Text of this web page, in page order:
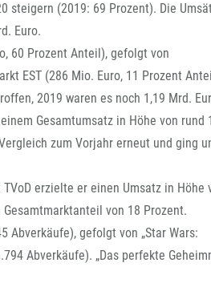
steigern (2019: 69 Prozent). Die
Euro.
60 Prozent Anteil), gefolgt von
EST (286 Mio. Euro, 11 Prozent
2019 waren es noch 1,19 Mrd.
Gesamtumsatz in Höhe von rund
zum Vorjahr erneut und ging
erzielte er einen Umsatz in Höhe
von 18 Prozent.
Abverkäufe), gefolgt von „Star Wars:
Abverkäufe). „Das perfekte